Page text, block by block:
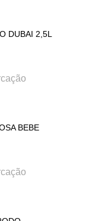
DUBAI 2,5L
BEBE